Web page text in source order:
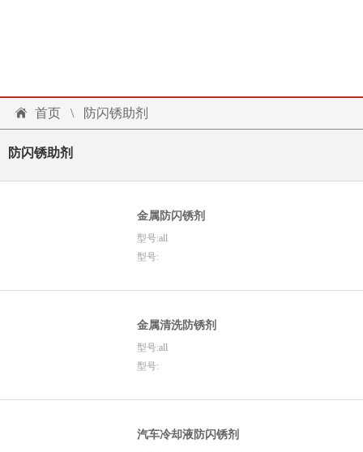
首页 \ 防闪锈助剂
防闪锈助剂
金属防闪锈剂
型号:all
型号:
金属清洗防锈剂
型号:all
型号:
汽车冷却液防闪锈剂